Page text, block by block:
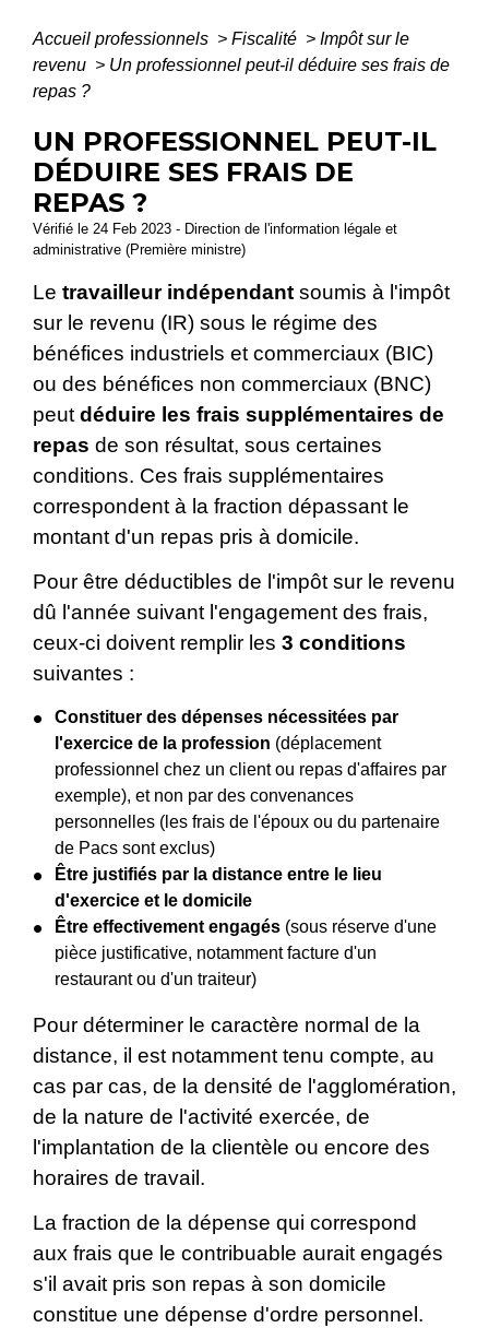
Accueil professionnels > Fiscalité > Impôt sur le
revenu > Un professionnel peut-il déduire ses frais de
repas ?
UN PROFESSIONNEL PEUT-IL
DÉDUIRE SES FRAIS DE
REPAS ?
Vérifié le 24 Feb 2023 - Direction de l'information légale et
administrative (Première ministre)
Le travailleur indépendant soumis à l'impôt
sur le revenu (IR) sous le régime des
bénéfices industriels et commerciaux (BIC)
ou des bénéfices non commerciaux (BNC)
peut déduire les frais supplémentaires de
repas de son résultat, sous certaines
conditions. Ces frais supplémentaires
correspondent à la fraction dépassant le
montant d'un repas pris à domicile.
Pour être déductibles de l'impôt sur le revenu
dû l'année suivant l'engagement des frais,
ceux-ci doivent remplir les 3 conditions
suivantes :
Constituer des dépenses nécessitées par
l'exercice de la profession (déplacement
professionnel chez un client ou repas d'affaires par
exemple), et non par des convenances
personnelles (les frais de l'époux ou du partenaire
de Pacs sont exclus)
Être justifiés par la distance entre le lieu
d'exercice et le domicile
Être effectivement engagés (sous réserve d'une
pièce justificative, notamment facture d'un
restaurant ou d'un traiteur)
Pour déterminer le caractère normal de la
distance, il est notamment tenu compte, au
cas par cas, de la densité de l'agglomération,
de la nature de l'activité exercée, de
l'implantation de la clientèle ou encore des
horaires de travail.
La fraction de la dépense qui correspond
aux frais que le contribuable aurait engagés
s'il avait pris son repas à son domicile
constitue une dépense d'ordre personnel.